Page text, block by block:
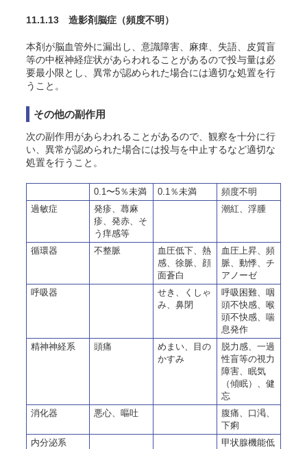
11.1.13 造影剤脳症 （頻度不明）
本剤が脳血管外に漏出し、意識障害、麻痺、失語、皮質盲
等の中枢神経症状があらわれることがあるので投与量は必
要最小限とし、異常が認められた場合には適切な処置を行
うこと。
その他の副作用
次の副作用があらわれることがあるので、観察を十分に行
い、異常が認められた場合には投与を中止するなど適切な
処置を行うこと。
0.1〜5％未満 0.1％未満
頻度不明
過敏症
発疹、蕁麻
疹、発赤、そ
う痒感等
潮紅、浮腫
循環器 不整脈
血圧低下、熱
感、徐脈、顔
面蒼白
血圧上昇、頻
脈、動悸、チ
アノーゼ
呼吸器
せき、くしゃ
み、鼻閉
呼吸困難、咽
頭不快感、喉
頭不快感、喘
息発作
精神神経系
頭痛
めまい、目の
かすみ
脱力感、一過
性盲等の視力
障害、眠気
（傾眠）、健
忘
消化器
悪心、嘔吐
腹痛、口渇、
下痢
内分泌系
甲状腺機能低